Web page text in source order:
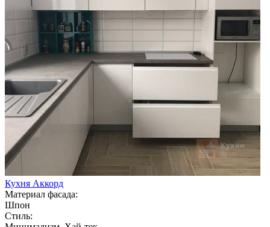
Кухня Аккорд
Материал фасада:
Шпон
Стиль: